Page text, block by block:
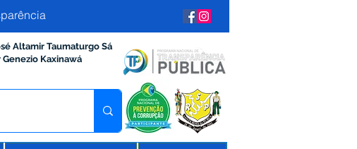
Altamir Taumaturgo Sá
Genezio Kaxinawá